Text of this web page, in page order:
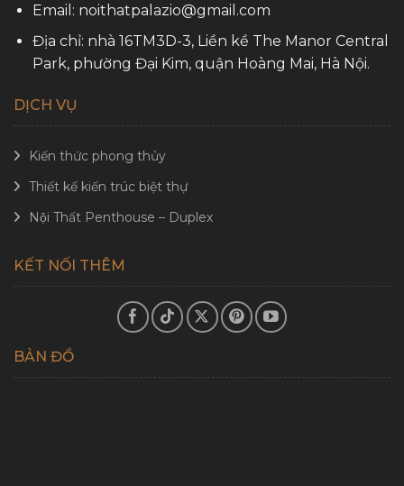
Email: noithatpalazio@gmail.com
Địa chỉ: nhà 16TM3D-3, Liền kề The Manor Central
Park, phường Đại Kim, quận Hoàng Mai, Hà Nội.
DỊCH VỤ
Kiến thức phong thủy
Thiết kế kiến trúc biệt thự
Nội Thất Penthouse – Duplex
KẾT NỐI THÊM
BẢN ĐỒ